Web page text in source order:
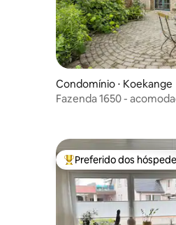
Condomínio ⋅ Koekange
Fazenda 1650 -
Entre os melhores
Preferido dos